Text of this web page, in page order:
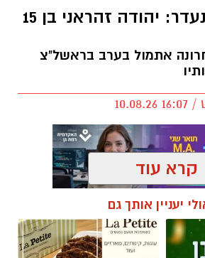
סיוע באיתור נעדר: יהודה זהראני בן 15
אתמול בערב בראשל"צ
נעדר, נעדר רמת גן
קרא עוד
יעניין אותך גם